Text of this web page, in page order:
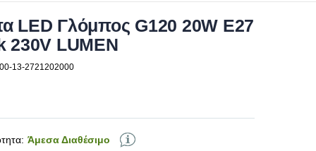
LED Γλόμπος G120 20W E27
230V LUMEN
13-2721202000
Άμεσα Διαθέσιμο